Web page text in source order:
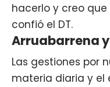
hacerlo y creo
confió el DT.
Arruabarrena
Las gestiones por
materia diaria y el